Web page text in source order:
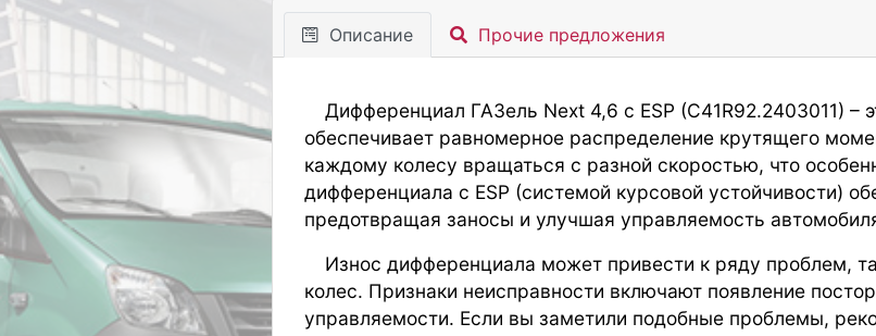
Описание Прочие предложения
Дифференциал ГАЗель Next 4,6 с ESP (C41R92.2403011) –
обеспечивает равномерное распределение крутящего
каждому колесу вращаться с разной скоростью, что
дифференциала с ESP (системой курсовой устойчивости)
предотвращая заносы и улучшая управляемость
Износ дифференциала может привести к ряду проблем,
колес. Признаки неисправности включают появление
управляемости. Если вы заметили подобные проблемы,